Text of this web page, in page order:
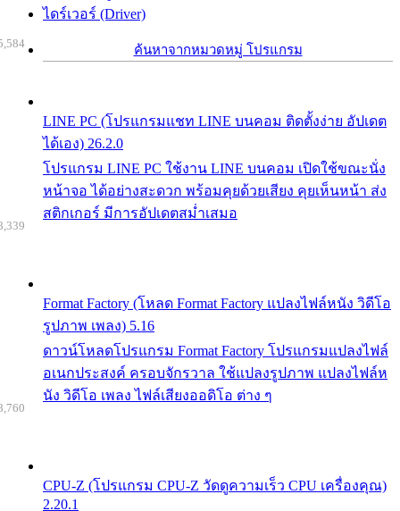
ไดร์เวอร์ (Driver)
ค้นหาจากหมวดหมู่ โปรแกรม
LINE PC (โปรแกรมแชท LINE บนคอม ติดตั้งง่าย อัปเดต
ได้เอง) 26.2.0
โปรแกรม LINE PC ใช้งาน LINE บนคอม เปิดใช้ขณะนั่ง
หน้าจอ ได้อย่างสะดวก พร้อมคุยด้วยเสียง คุยเห็นหน้า ส่ง
สติกเกอร์ มีการอัปเดตสม่ำเสมอ
Format Factory (โหลด Format Factory แปลงไฟล์หนัง วิดีโอ
รูปภาพ เพลง) 5.16
ดาวน์โหลดโปรแกรม Format Factory โปรแกรมแปลงไฟล์
อเนกประสงค์ ครอบจักรวาล ใช้แปลงรูปภาพ แปลงไฟล์ห
นัง วิดีโอ เพลง ไฟล์เสียงออดิโอ ต่าง ๆ
CPU-Z (โปรแกรม CPU-Z วัดดูความเร็ว CPU เครื่องคุณ)
2.20.1